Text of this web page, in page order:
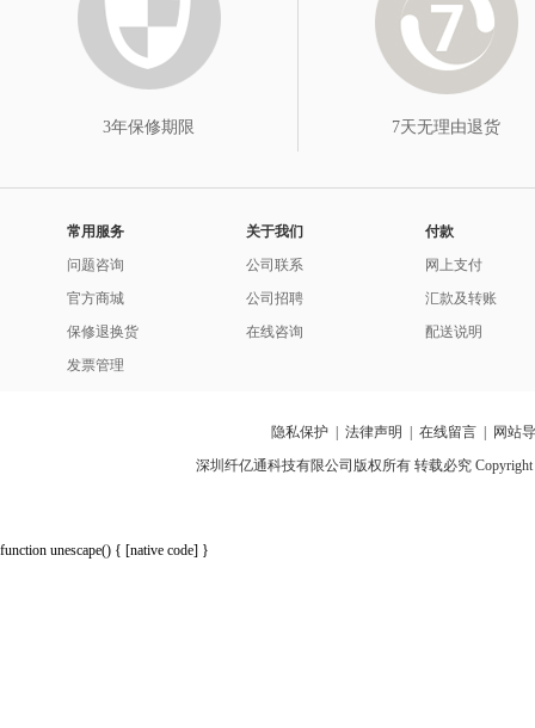
3年保修期限 7天无理由退货
常用服务
问题咨询
官方商城
保修退换货
发票管理
关于我们
公司联系
公司招聘
在线咨询
付款
网上支付
汇款及转账
配送说明
隐私保护 法律声明 在线留言
网站
深圳纤亿通科技有限公司版权所有 转载必究
function unescape() { [native code] }